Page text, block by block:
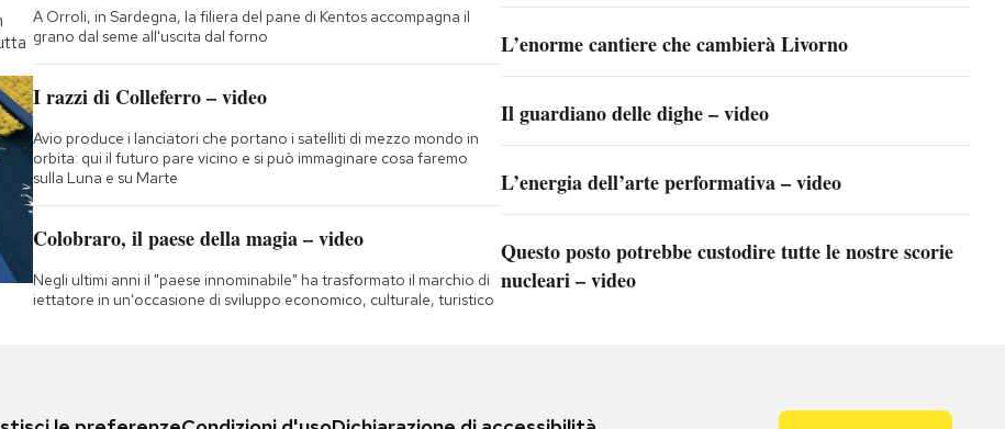
A Orroli, in Sardegna, la filiera del pane di Kentos accompagna il
grano dal seme all'uscita dal forno
I razzi di Colleferro – video
Avio produce i lanciatori che portano i satelliti di mezzo mondo in
orbita: qui il futuro pare vicino e si può immaginare cosa faremo
sulla Luna e su Marte
Colobraro, il paese della magia – video
Negli ultimi anni il "paese innominabile" ha trasformato il marchio di
iettatore in un'occasione di sviluppo economico, culturale, turistico
L’enorme cantiere che cambierà Livorno
Il guardiano delle dighe – video
L’energia dell’arte performativa – video
Questo posto potrebbe custodire tutte le nostre scorie
nucleari – video